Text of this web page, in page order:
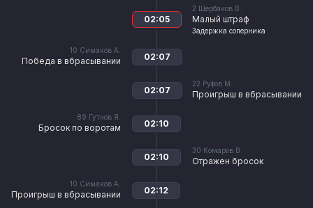
2 Щербаков В.
Малый штраф
Задержка соперника
02:05
10 Симаков А.
Победа в вбрасывании 02:07
22 Руфов М.
Проигрыш в вбрасывании
02:07
89 Гутнов Я.
Бросок по воротам 02:10
30 Комаров В.
Отражен бросок
02:10
10 Симаков А.
Проигрыш в вбрасывании 02:12